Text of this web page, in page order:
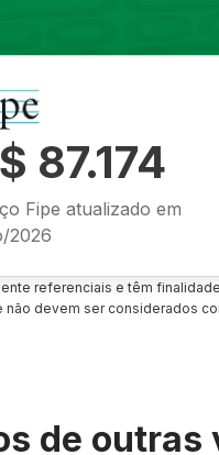
87.174
Fipe atualizado em
2026
referenciais e têm
devem ser considerados
de outras